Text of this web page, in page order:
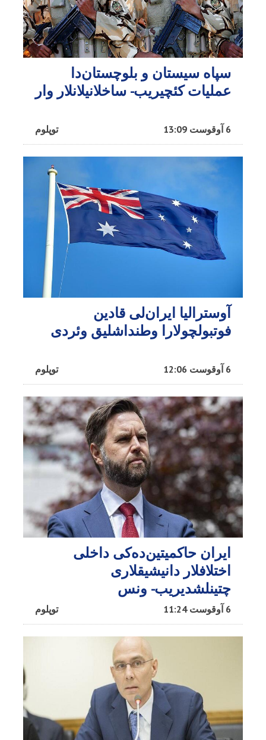
سپاه سیستان و بلوچستان‌دا
عملیات کئچیریب- ساخلانیلانلار وار
توپلوم 6 آوقوست 13:09
آوسترالیا ایران‌لی قادین
فوتبولچولارا وطنداشلیق وئردی
توپلوم 6 آوقوست 12:06
ایران حاکمیتین‌ده‌کی داخلی
اختلافلار دانیشیقلاری
چتینلشدیریب- ونس
توپلوم 6 آوقوست 11:24